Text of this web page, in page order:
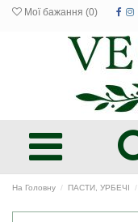
Мої бажання (0)
На Головну ПАСТИ, УРБЕЧІ